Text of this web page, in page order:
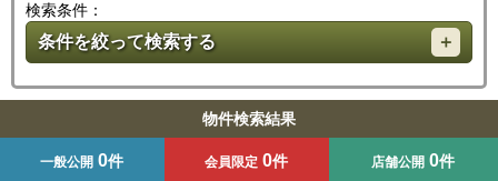
検索条件：
条件を絞って検索する
物件検索結果
一般公開 0件 会員限定 0件 店舗公開 0件